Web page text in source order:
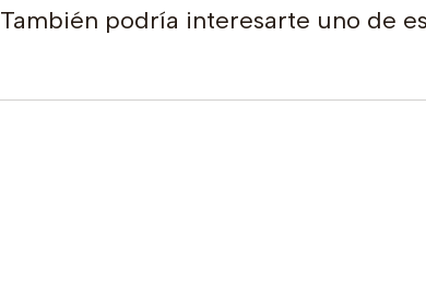
También podría interesarte uno de